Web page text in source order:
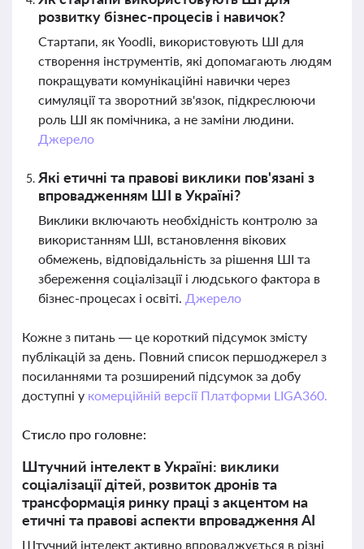
розвитку бізнес-процесів і навичок?
Стартапи, як Yoodli, використовують ШІ для
створення інструментів, які допомагають людям
покращувати комунікаційні навички через
симуляції та зворотний зв'язок, підкреслюючи
роль ШІ як помічника, а не заміни людини.
Джерело
Які етичні та правові виклики пов'язані з
впровадженням ШІ в Україні?
Виклики включають необхідність контролю за
використанням ШІ, встановлення вікових
обмежень, відповідальність за рішення ШІ та
збереження соціалізації і людського фактора в
бізнес-процесах і освіті. Джерело
Кожне з питань — це короткий підсумок змісту
публікацій за день. Повний список першоджерел з
посиланнями та розширений підсумок за добу
доступні у комерційній версії Платформи LIGA360.
Стисло про головне:
Штучний інтелект в Україні: виклики
соціалізації дітей, розвиток дронів та
трансформація ринку праці з акцентом на
етичні та правові аспекти впровадження АІ
Штучний інтелект активно впроваджується в різні